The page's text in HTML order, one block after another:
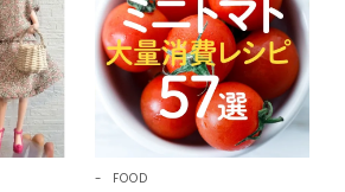
FOOD